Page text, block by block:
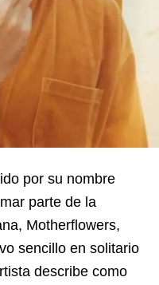
por su nombre
parte de la
Motherflowers,
sencillo en solitario
describe como